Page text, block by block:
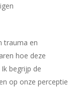
trauma en
hoe deze
begrijp de
op onze perceptie